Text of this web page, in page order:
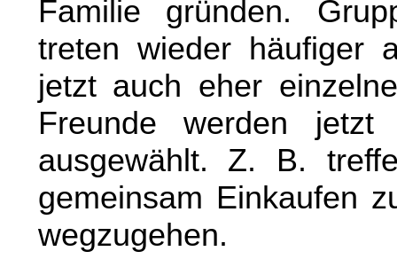
Familie gründen.
treten wieder häufiger
jetzt auch eher
Freunde werden jetzt
ausgewählt. Z. B.
gemeinsam Einkaufen
wegzugehen.